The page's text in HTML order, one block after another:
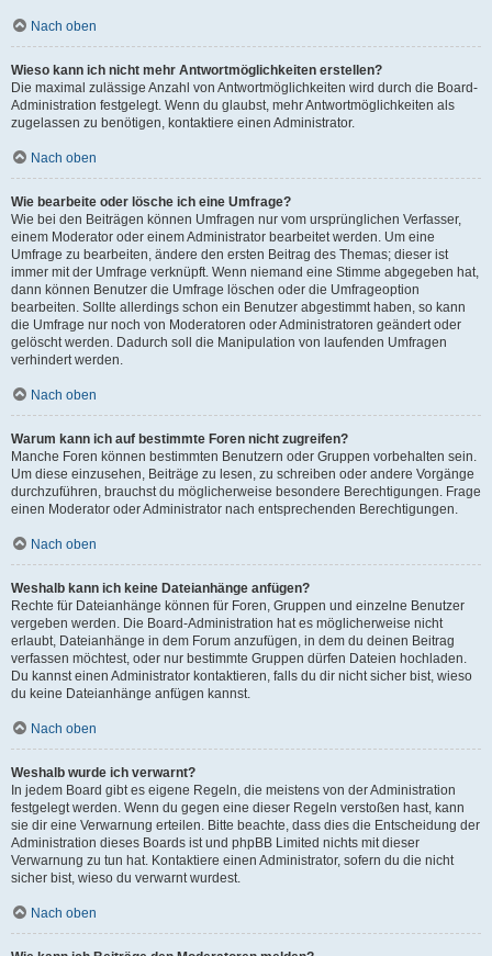
Nach oben
Wieso kann ich nicht mehr Antwortmöglichkeiten erstellen?
Die maximal zulässige Anzahl von Antwortmöglichkeiten wird durch die Board-
Administration festgelegt. Wenn du glaubst, mehr Antwortmöglichkeiten als
zugelassen zu benötigen, kontaktiere einen Administrator.
Nach oben
Wie bearbeite oder lösche ich eine Umfrage?
Wie bei den Beiträgen können Umfragen nur vom ursprünglichen Verfasser,
einem Moderator oder einem Administrator bearbeitet werden. Um eine
Umfrage zu bearbeiten, ändere den ersten Beitrag des Themas; dieser ist
immer mit der Umfrage verknüpft. Wenn niemand eine Stimme abgegeben hat,
dann können Benutzer die Umfrage löschen oder die Umfrageoption
bearbeiten. Sollte allerdings schon ein Benutzer abgestimmt haben, so kann
die Umfrage nur noch von Moderatoren oder Administratoren geändert oder
gelöscht werden. Dadurch soll die Manipulation von laufenden Umfragen
verhindert werden.
Nach oben
Warum kann ich auf bestimmte Foren nicht zugreifen?
Manche Foren können bestimmten Benutzern oder Gruppen vorbehalten sein.
Um diese einzusehen, Beiträge zu lesen, zu schreiben oder andere Vorgänge
durchzuführen, brauchst du möglicherweise besondere Berechtigungen. Frage
einen Moderator oder Administrator nach entsprechenden Berechtigungen.
Nach oben
Weshalb kann ich keine Dateianhänge anfügen?
Rechte für Dateianhänge können für Foren, Gruppen und einzelne Benutzer
vergeben werden. Die Board-Administration hat es möglicherweise nicht
erlaubt, Dateianhänge in dem Forum anzufügen, in dem du deinen Beitrag
verfassen möchtest, oder nur bestimmte Gruppen dürfen Dateien hochladen.
Du kannst einen Administrator kontaktieren, falls du dir nicht sicher bist, wieso
du keine Dateianhänge anfügen kannst.
Nach oben
Weshalb wurde ich verwarnt?
In jedem Board gibt es eigene Regeln, die meistens von der Administration
festgelegt werden. Wenn du gegen eine dieser Regeln verstoßen hast, kann
sie dir eine Verwarnung erteilen. Bitte beachte, dass dies die Entscheidung der
Administration dieses Boards ist und phpBB Limited nichts mit dieser
Verwarnung zu tun hat. Kontaktiere einen Administrator, sofern du die nicht
sicher bist, wieso du verwarnt wurdest.
Nach oben